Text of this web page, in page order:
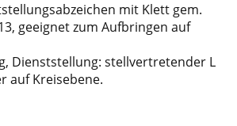
mit Klett gem.
geeignet zum Aufbringen auf
Dienststellung: stellvertretender L
auf Kreisebene.